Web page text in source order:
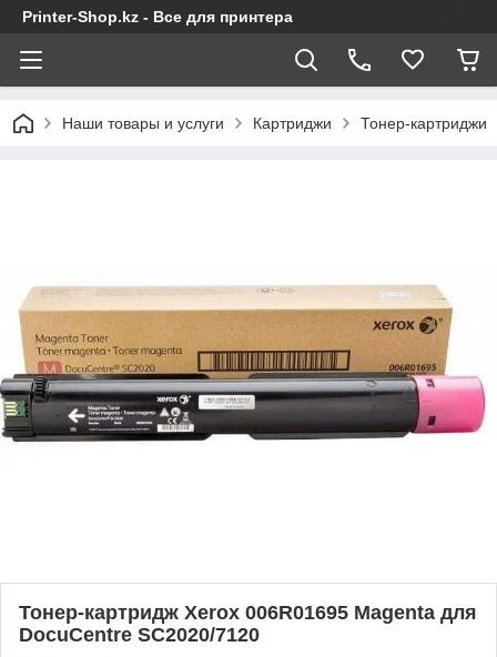
Printer-Shop.kz - Все для принтера
Наши товары и услуги Картриджи Тонер-картриджи
Тонер-картридж Xerox 006R01695 Magenta для
DocuCentre SC2020/7120